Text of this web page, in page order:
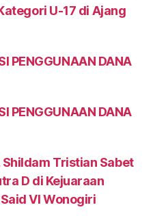
U-17 di Ajang
PENGGUNAAN DANA
PENGGUNAAN DANA
Tristian Sabet
D di Kejuaraan
VI Wonogiri